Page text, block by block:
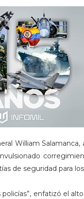
William
de seguridad para
enfatizó el